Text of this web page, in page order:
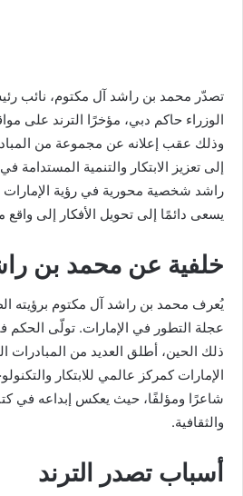
تصدّر محمد بن راشد آل مكتوم، نائب
الوزراء حاكم دبي، مؤخرًا الترند على
وذلك عقب إعلانه عن مجموعة من
إلى تعزيز الابتكار والتنمية المستدامة
يسعى دائمًا إلى تحويل الأفكار إلى
خلفية عن محمد بن
يُعرف محمد بن راشد آل مكتوم برؤيته
ذلك الحين، أطلق العديد من المبادرات
الإمارات كمركز عالمي للابتكار
شاعرًا ومؤلفًا، حيث يعكس إبداعه في
والثقافية.
أسباب تصدر الترند